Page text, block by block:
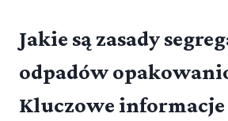
Jakie są zasady
odpadów
Kluczowe informacje